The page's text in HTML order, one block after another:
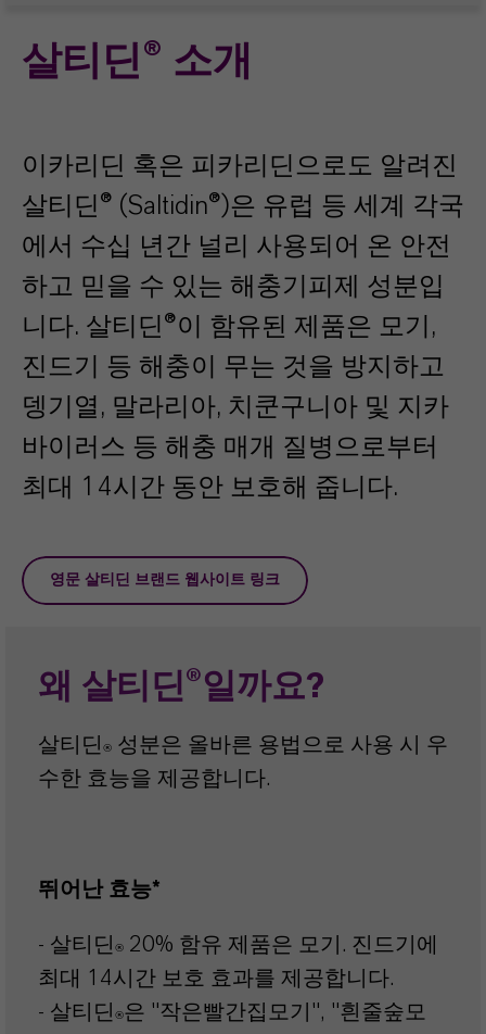
살티딘® 소개
이카리딘 혹은 피카리딘으로도 알려진
살티딘 ® (Saltidin®)은 유럽 등 세계 각국
에서 수십 년간 널리 사용되어 온 안전
하고 믿을 수 있는 해충기피제 성분입
니다. 살티딘 ®이 함유된 제품은 모기,
진드기 등 해충이 무는 것을 방지하고
뎅기열, 말라리아, 치쿤구니아 및 지카
바이러스 등 해충 매개 질병으로부터
최대 14시간 동안 보호해 줍니다.
영문 살티딘 브랜드 웹사이트 링크
왜 살티딘®일까요?
살티딘 ® 성분은 올바른 용법으로 사용 시 우
수한 효능을 제공합니다.
뛰어난 효능*
- 살티딘 ® 20% 함유 제품은 모기. 진드기에
최대 14시간 보호 효과를 제공합니다.
- 살티딘 ®은 "작은빨간집모기", "흰줄숲모